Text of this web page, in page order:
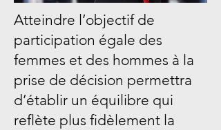
Atteindre l’objectif de
participation égale des
femmes et des hommes à la
prise de décision permettra
d’établir un équilibre qui
reflète plus fidèlement la